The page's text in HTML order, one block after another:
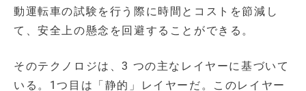
動運転車の試験を行う際に時間とコストを節減し
て、安全上の懸念を回避することができる。
そのテクノロジは、3 つの主なレイヤーに基づいて
いる。1つ目は「静的」レイヤーだ。このレイヤー